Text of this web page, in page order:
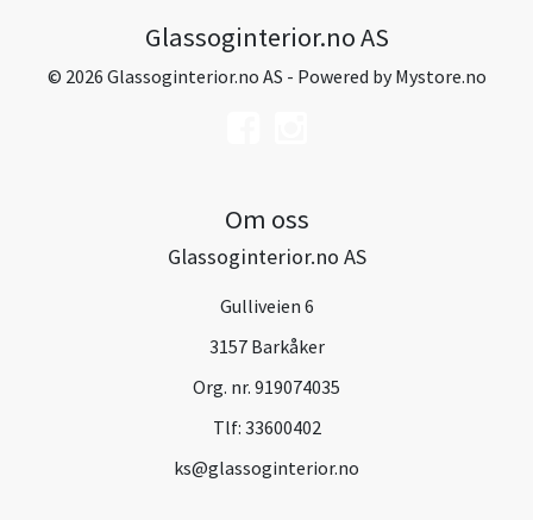
Glassoginterior.no AS
© 2026 Glassoginterior.no AS - Powered byMystore.no
Om oss
Glassoginterior.no AS
Gulliveien 6
3157 Barkåker
Org. nr. 919074035
Tlf: 33600402
ks@glassoginterior.no